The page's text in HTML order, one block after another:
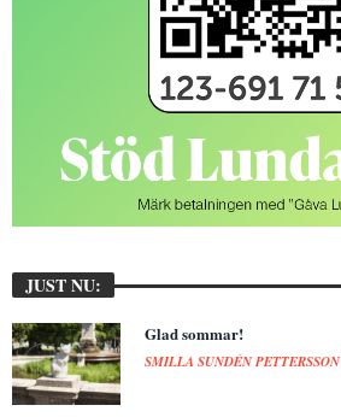
JUST NU:
Glad sommar!
SMILLA SUNDÉN PETTERSSON